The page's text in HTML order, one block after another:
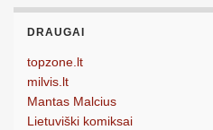
DRAUGAI
topzone.lt
milvis.lt
Mantas Malcius
Lietuviški komiksai